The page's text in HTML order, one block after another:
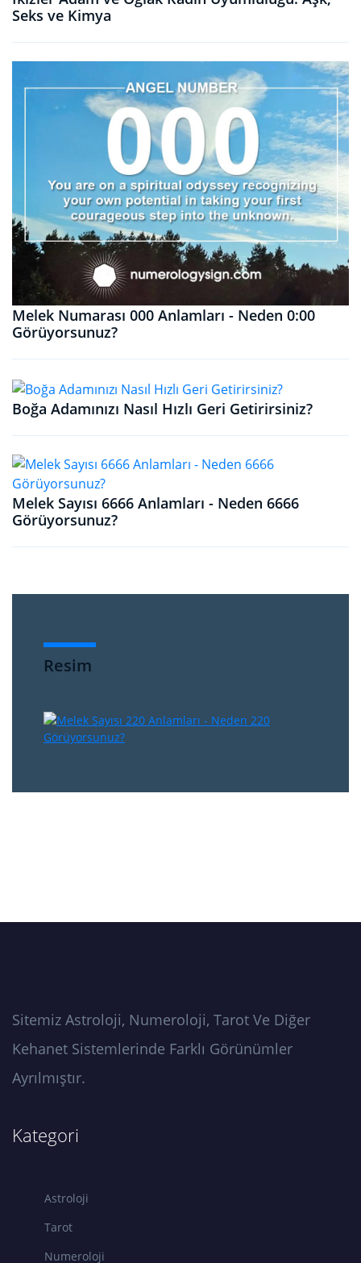
Seks ve Kimya
Melek Numarası 000 Anlamları - Neden 0:00
Görüyorsunuz?
Boğa Adamınızı Nasıl Hızlı Geri Getirirsiniz?
Melek Sayısı 6666 Anlamları - Neden 6666
Görüyorsunuz?
Resim
Sitemiz Astroloji, Numeroloji, Tarot Ve Diğer
Kehanet Sistemlerinde Farklı Görünümler
Ayrılmıştır.
Kategori
Astroloji
Tarot
Numeroloji